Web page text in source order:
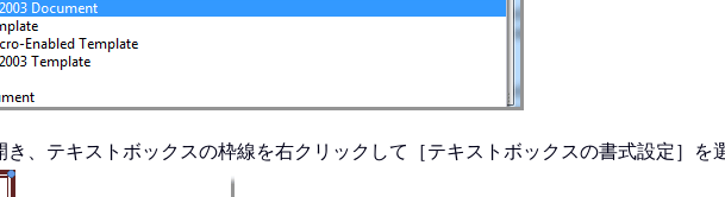
、テキストボックスの枠線を右クリックして［テキストボックスの書式設定］を